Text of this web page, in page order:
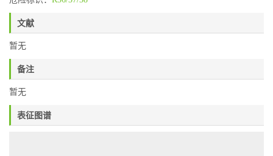
文献
暂无
备注
暂无
表征图谱